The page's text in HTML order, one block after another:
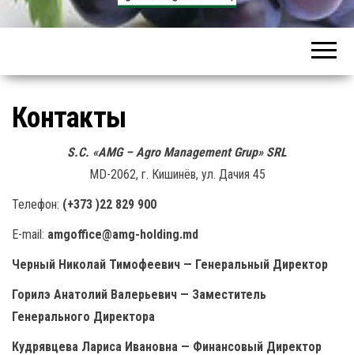
С
р
ы
Контакты
S.C. «AMG – Agro Management Grup» SRL
MD-2062, г. Кишинёв, ул. Дачия 45
Телефон: (+373 )22 829 900
E-mail: amgoffice@amg-holding.md
Черный Николай Тимофеевич — Генеральный Директор
Горилэ Анатолий Валерьевич — Заместитель
Генерального Директора
Кудрявцева Лариса Ивановна — Финансовый Директор